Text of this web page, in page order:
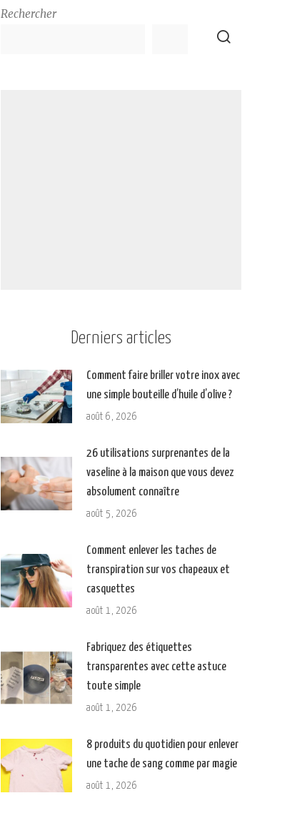
Rechercher
Derniers articles
Comment faire briller votre inox avec
une simple bouteille d’huile d’olive ?
août 6, 2026
26 utilisations surprenantes de la
vaseline à la maison que vous devez
absolument connaître
août 5, 2026
Comment enlever les taches de
transpiration sur vos chapeaux et
casquettes
août 1, 2026
Fabriquez des étiquettes
transparentes avec cette astuce
toute simple
août 1, 2026
8 produits du quotidien pour enlever
une tache de sang comme par magie
août 1, 2026